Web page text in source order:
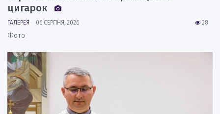
цигарок
28
ГАЛЕРЕЯ 06 СЕРПНЯ, 2026
Фото